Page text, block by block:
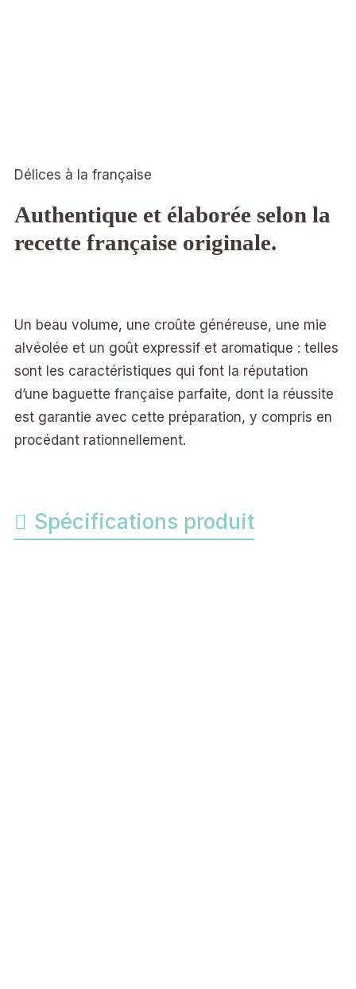
Délices à la française
Authentique et élaborée selon la
recette française originale.
Un beau volume, une croûte généreuse, une mie
alvéolée et un goût expressif et aromatique : telles
sont les caractéristiques qui font la réputation
d’une baguette française parfaite, dont la réussite
est garantie avec cette préparation, y compris en
procédant rationnellement.
Spécifications produit